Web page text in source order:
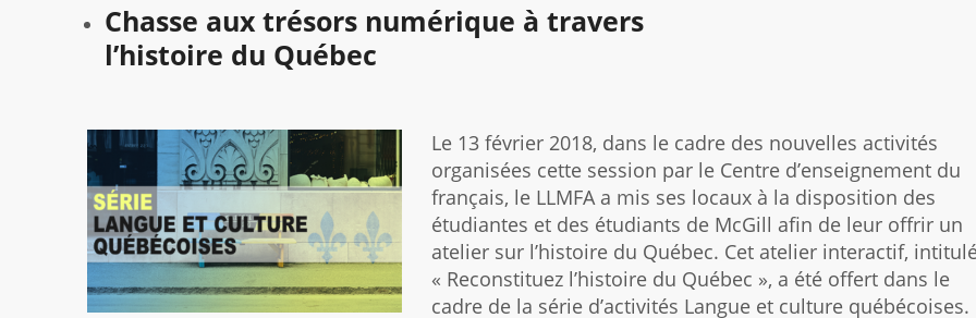
Chasse aux trésors numérique à travers
l’histoire du Québec
Le 13 février 2018, dans le cadre des nouvelles activités
organisées cette session par le Centre d’enseignement du
français, le LLMFA a mis ses locaux à la disposition des
étudiantes et des étudiants de McGill afin de leur offrir un
atelier sur l’histoire du Québec. Cet atelier interactif,
« Reconstituez l’histoire du Québec », a été offert dans le
cadre de la série d’activités Langue et culture québécoises.